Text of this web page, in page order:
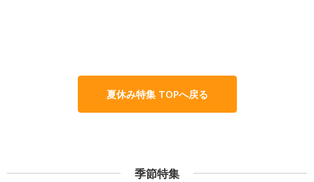
夏休み特集 TOPへ戻る
季節特集